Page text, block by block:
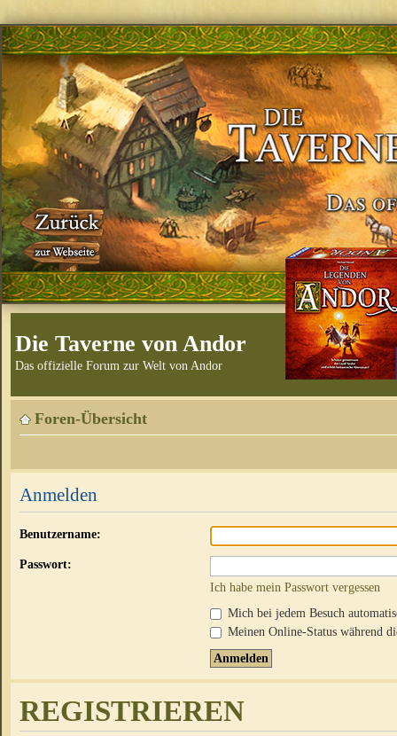
Die Taverne von Andor
Das offizielle Forum zur Welt von Andor
Foren-Übersicht
Anmelden
Benutzername:
Passwort:
Ich habe mein Passwort vergessen
Mich bei jedem Besuch
Meinen Online-Status während
REGISTRIEREN